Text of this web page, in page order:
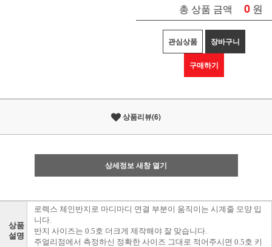
총 상품 금액 0 원
관심상품 장바구니
구매하기
상품리뷰(6)
상세정보 새창 열기
상품
설명
로렉스 체인반지로 마디마디 연결 부분이 움직이는 시계줄 모양 입
니다.
반지 사이즈는 0.5호 더크게 제작해야 잘 맞습니다.
주얼리점에서 측정하신 정확한 사이즈 그대로 적어주시면 0.5호 키